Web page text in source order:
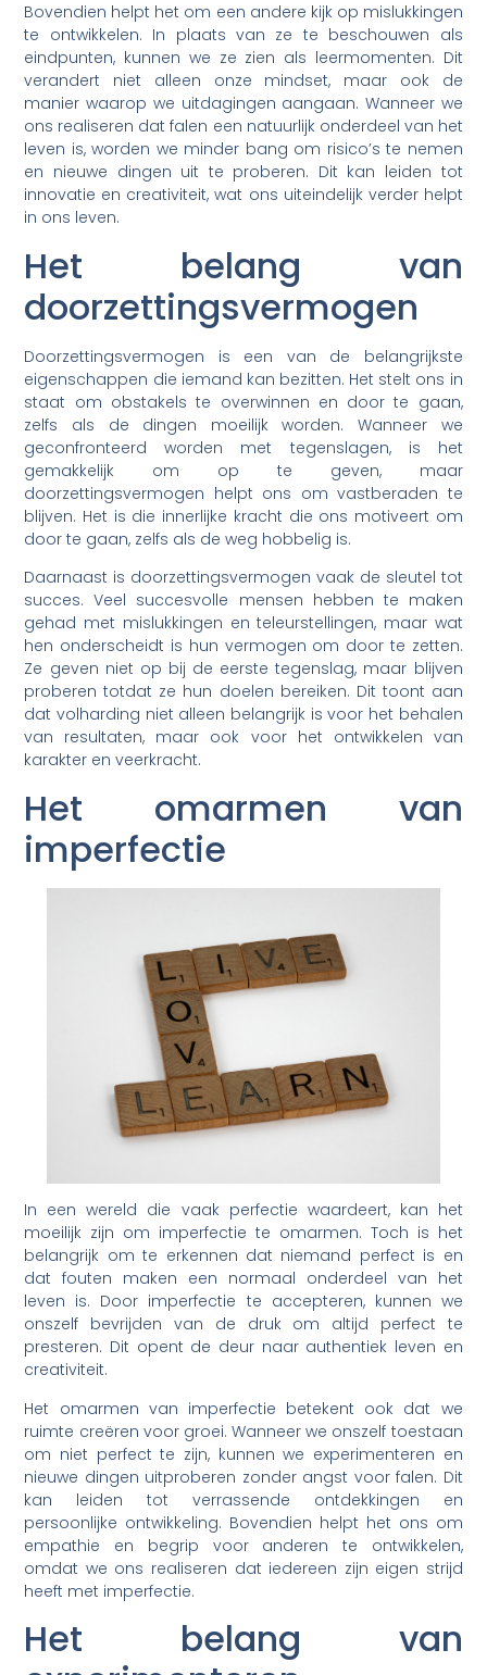
Bovendien helpt het om een andere kijk op mislukkingen
te ontwikkelen. In plaats van ze te beschouwen als
eindpunten, kunnen we ze zien als leermomenten. Dit
verandert niet alleen onze mindset, maar ook de
manier waarop we uitdagingen aangaan. Wanneer we
ons realiseren dat falen een natuurlijk onderdeel van het
leven is, worden we minder bang om risico’s te nemen
en nieuwe dingen uit te proberen. Dit kan leiden tot
innovatie en creativiteit, wat ons uiteindelijk verder helpt
in ons leven.
Het belang van
doorzettingsvermogen
Doorzettingsvermogen is een van de belangrijkste
eigenschappen die iemand kan bezitten. Het stelt ons in
staat om obstakels te overwinnen en door te gaan,
zelfs als de dingen moeilijk worden. Wanneer we
geconfronteerd worden met tegenslagen, is het
gemakkelijk om op te geven, maar
doorzettingsvermogen helpt ons om vastberaden te
blijven. Het is die innerlijke kracht die ons motiveert om
door te gaan, zelfs als de weg hobbelig is.
Daarnaast is doorzettingsvermogen vaak de sleutel tot
succes. Veel succesvolle mensen hebben te maken
gehad met mislukkingen en teleurstellingen, maar wat
hen onderscheidt is hun vermogen om door te zetten.
Ze geven niet op bij de eerste tegenslag, maar blijven
proberen totdat ze hun doelen bereiken. Dit toont aan
dat volharding niet alleen belangrijk is voor het behalen
van resultaten, maar ook voor het ontwikkelen van
karakter en veerkracht.
Het omarmen van
imperfectie
In een wereld die vaak perfectie waardeert, kan het
moeilijk zijn om imperfectie te omarmen. Toch is het
belangrijk om te erkennen dat niemand perfect is en
dat fouten maken een normaal onderdeel van het
leven is. Door imperfectie te accepteren, kunnen we
onszelf bevrijden van de druk om altijd perfect te
presteren. Dit opent de deur naar authentiek leven en
creativiteit.
Het omarmen van imperfectie betekent ook dat we
ruimte creëren voor groei. Wanneer we onszelf toestaan
om niet perfect te zijn, kunnen we experimenteren en
nieuwe dingen uitproberen zonder angst voor falen. Dit
kan leiden tot verrassende ontdekkingen en
persoonlijke ontwikkeling. Bovendien helpt het ons om
empathie en begrip voor anderen te ontwikkelen,
omdat we ons realiseren dat iedereen zijn eigen strijd
heeft met imperfectie.
Het belang van